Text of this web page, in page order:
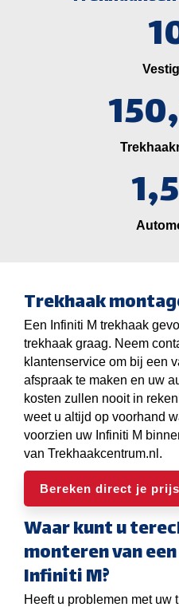
Trekhaak
Een Infiniti M trekhaak
trekhaak graag. Neem
klantenservice om bij een
afspraak te maken en uw
kosten zullen nooit in
weet u altijd op voorhand
voorzien uw Infiniti M
van Trekhaakcentrum.nl.
Bereken direct je prijs
Waar kunt u
monteren van
Infiniti M?
Heeft u problemen met uw